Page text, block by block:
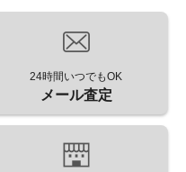
24時間いつでもOK
メール査定